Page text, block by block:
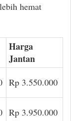
hemat
Harga
Jantan
Rp 3.550.000
Rp 3.950.000